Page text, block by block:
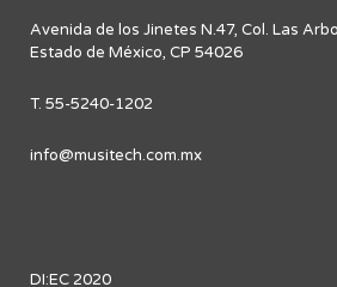
Avenida de los Jinetes N.47, Col. Las
Estado de México, CP 54026
T. 55-5240-1202
info@musitech.com.mx
DI:EC 2020